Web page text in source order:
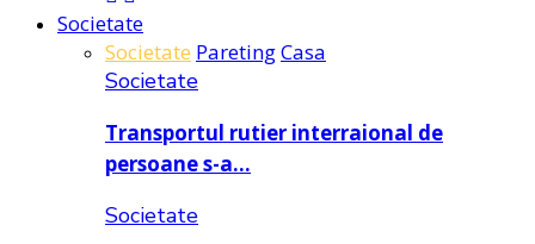
Societate
Societate ParetingCasa
Societate
Transportul rutier interraional de
persoane s-a…
Societate